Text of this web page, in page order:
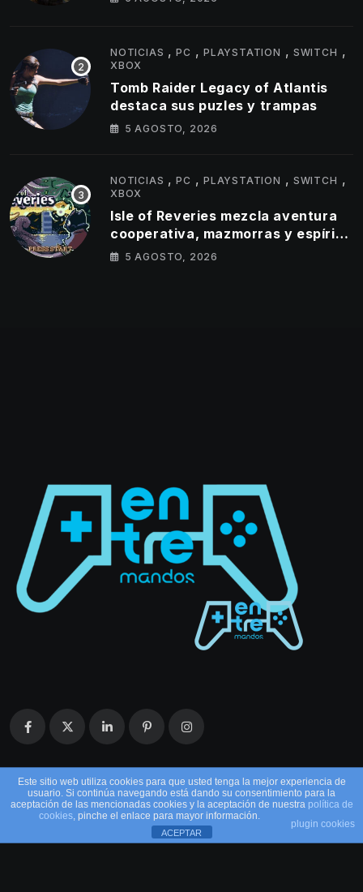
NOTICIAS ,PC ,PLAYSTATION , SWITCH ,
XBOX
Tomb Raider Legacy of Atlantis
destaca sus puzles y trampas
5 AGOSTO, 2026
NOTICIAS ,PC ,PLAYSTATION , SWITCH ,
XBOX
Isle of Reveries mezcla aventura
cooperativa, mazmorras y espíritu
clásico de Zelda
5 AGOSTO, 2026
© 2026 EntreMandos. Todos los derechos
Este sitio web utiliza cookies para que usted tenga la mejor experiencia de
usuario. Si continúa navegando está dando su consentimiento para la
aceptación de las mencionadas cookies y la aceptación de nuestra política de
cookies, pinche el enlace para mayor información.
plugin cookies
ACEPTAR